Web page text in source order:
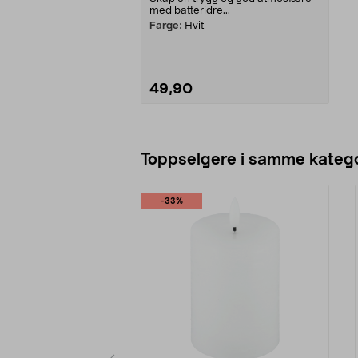
med batteridre...
Farge: Hvit
49,90
Toppselgere i samme
-33%